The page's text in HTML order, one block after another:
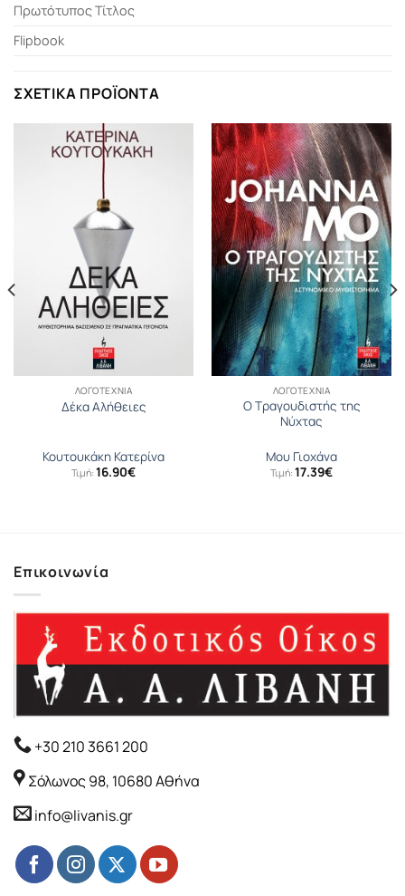
Πρωτότυπος Τίτλος
Flipbook
ΣΧΕΤΙΚΆ ΠΡΟΪΌΝΤΑ
ΛΟΓΟΤΕΧΝΊΑ
Δέκα Αλήθειες
Κουτουκάκη Κατερίνα
Τιμή: 16.90€
ΛΟΓΟΤΕΧΝΊΑ
Ο Τραγουδιστής της
Νύχτας
Μου Γιοχάνα
Τιμή: 17.39€
Επικοινωνία
+30 210 3661 200
Σόλωνος 98, 10680 Αθήνα
info@livanis.gr